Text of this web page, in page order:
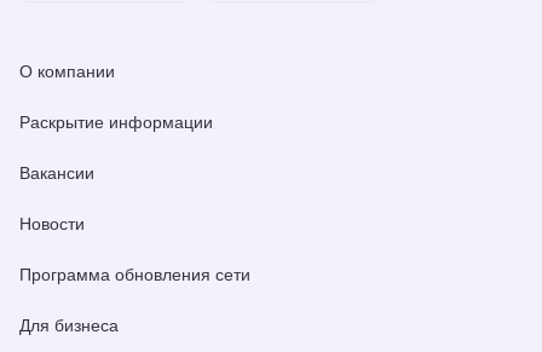
О компании
Раскрытие информации
Вакансии
Новости
Программа обновления сети
Для бизнеса